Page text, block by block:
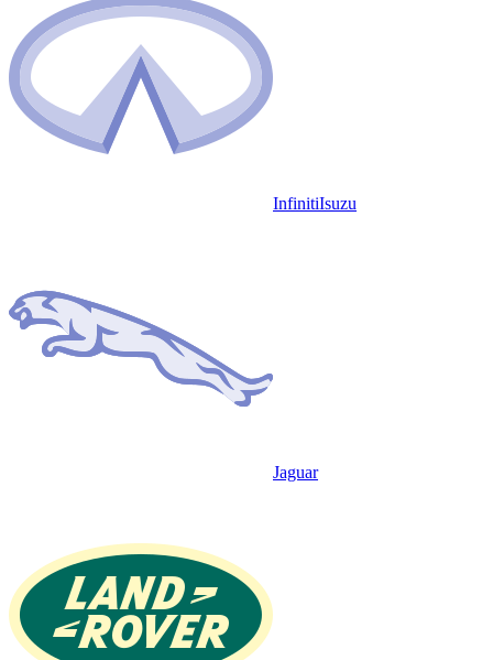
InfinitiIsuzu
Jaguar